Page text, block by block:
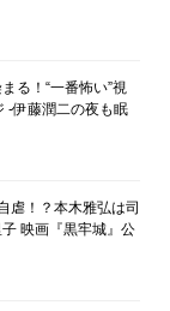
る！“一番怖い”視
-伊藤潤二の夜も眠
虐！？本木雅弘は司
映画『黒牢城』公